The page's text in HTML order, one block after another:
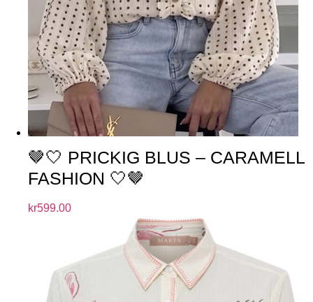
🤎🤍 PRICKIG BLUS – CARAMELL
FASHION 🤍🤎
kr599.00